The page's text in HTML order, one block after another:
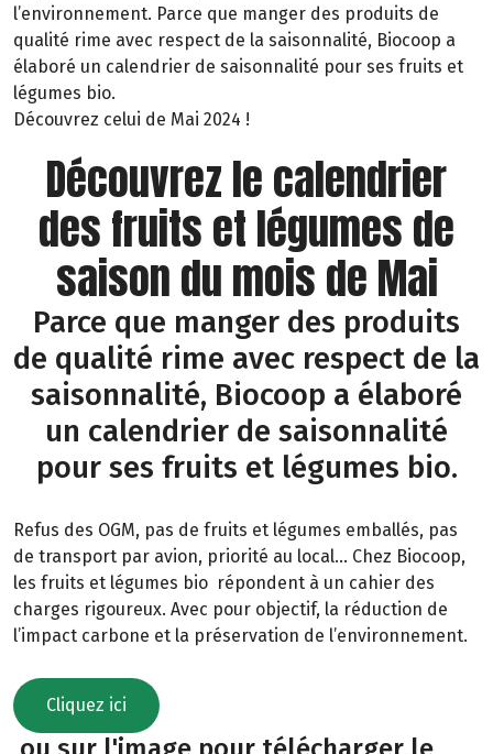
l’environnement. Parce que manger des produits de
qualité rime avec respect de la saisonnalité, Biocoop a
élaboré un calendrier de saisonnalité pour ses fruits et
légumes bio.
Découvrez celui de Mai 2024 !
Découvrez le calendrier
des fruits et légumes de
saison du mois de Mai
Parce que manger des produits
de qualité rime avec respect de la
saisonnalité, Biocoop a élaboré
un calendrier de saisonnalité
pour ses fruits et légumes bio.
Refus des OGM, pas de fruits et légumes emballés, pas
de transport par avion, priorité au local… Chez Biocoop,
les fruits et légumes bio répondent à un cahier des
charges rigoureux. Avec pour objectif, la réduction de
l’impact carbone et la préservation de l’environnement.
Cliquez ici